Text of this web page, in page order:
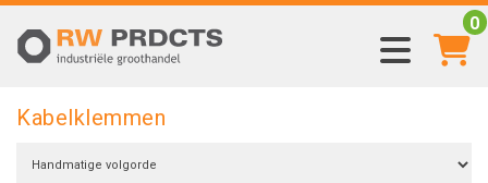
0
Kabelklemmen